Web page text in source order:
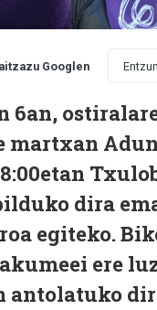
Googlen Entzun
6an,
martxan
dira
egiteko.
ere
antolatuko